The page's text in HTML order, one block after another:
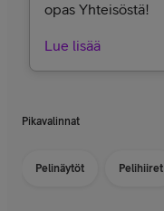
opas Yhteisöstä!
Lue lisää
Pikavalinnat
Pelinäytöt Pelihiiret